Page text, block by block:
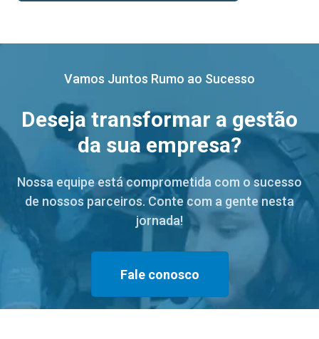
Vamos Juntos Rumo ao Sucesso
Deseja transformar a gestão
da sua empresa?
Nossa equipe está comprometida com o sucesso
de nossos parceiros. Conte com a gente nesta
jornada!
Fale conosco